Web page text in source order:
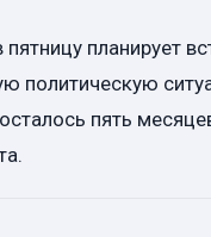
планирует
политическую
пять